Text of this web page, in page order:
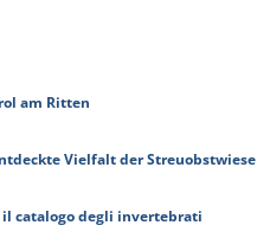
am Ritten
Vielfalt der Streuobstwiese
catalogo degli invertebrati